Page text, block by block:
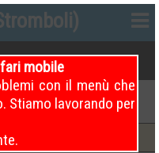
mobile
con il menù che
Stiamo lavorando per
19/7/2026 04 – 08
(Attuale)